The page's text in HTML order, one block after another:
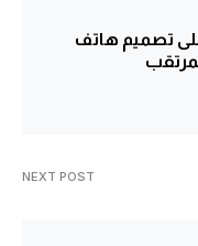
تصميم هاتف
NEXT POST